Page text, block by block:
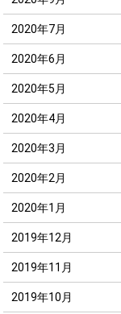
2020年7月
2020年6月
2020年5月
2020年4月
2020年3月
2020年2月
2020年1月
2019年12月
2019年11月
2019年10月